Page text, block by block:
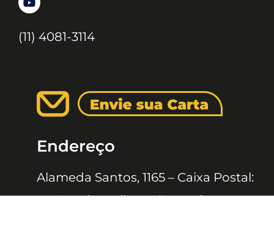
(11) 4081-3114
Endereço
Alameda Santos, 1165 – Caixa Postal:
121621, Jd. Paulista, São Paulo – SP,